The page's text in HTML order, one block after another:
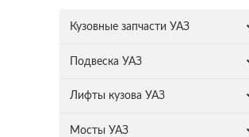
Кузовные запчасти УАЗ
Подвеска УАЗ
Лифты кузова УАЗ
Мосты УАЗ